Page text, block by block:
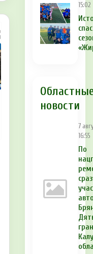
15:02
новости
7
16:55
По